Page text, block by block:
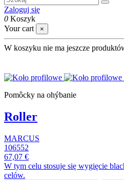
Zaloguj się
0 Koszyk
Your cart
×
W koszyku nie ma jeszcze
Pomôcky na ohýbanie
Roller
MARCUS
106552
67,07 €
W tym celu stosuje się wygięcie
celów.